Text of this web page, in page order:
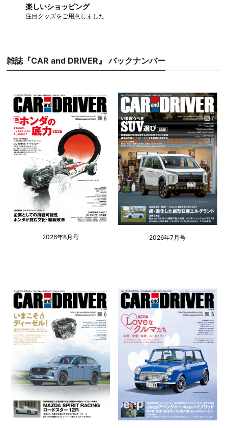
楽しいショッピング
注目グッズをご用意しました
雑誌『CAR and DRIVER』 バックナンバー
2026年8月号 2026年7月号